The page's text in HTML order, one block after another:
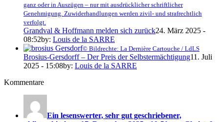
ganz oder in Auszügen – nur mit ausdrücklicher schriftlicher
Genehmigung. Zuwiderhandlungen werden zivil- und strafrechtlich
verfolgt.
Grandval & Hoffmann melden sich zurück24. März 2025 -
08:52by: Louis de la SARRE
© Bildrechte: La Dernière Cartouche / LdLS
Brosius-Gersdorff – Der Preis der Selbstermächtigung11. Juli
2025 - 15:08by: Louis de la SARRE
Kommentare
Ein lesenswerter, sehr gut geschriebener,